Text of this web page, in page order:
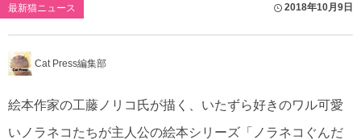
最新猫ニュース 2018年10月9日
Cat Press編集部
絵本作家の工藤ノリコ氏が描く、いたずら好きのワル可愛
いノラネコたちが主人公の絵本シリーズ「ノラネコぐんだ